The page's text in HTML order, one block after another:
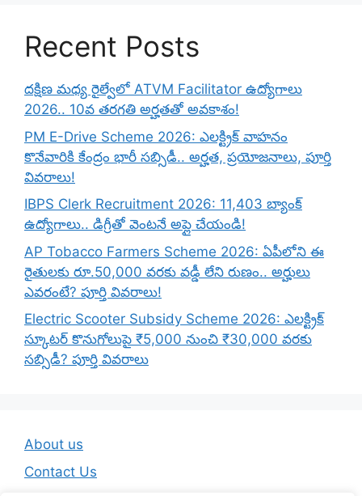
Recent Posts
దక్షిణ మధ్య రైల్వేలో ATVM Facilitator ఉద్యోగాలు
2026.. 10వ తరగతి అర్హతతో అవకాశం!
PM E-Drive Scheme 2026: ఎలక్ట్రిక్ వాహనం
కొనేవారికి కేంద్రం భారీ సబ్సిడీ.. అర్హత, ప్రయోజనాలు, పూర్తి
వివరాలు!
IBPS Clerk Recruitment 2026: 11,403 బ్యాంక్
ఉద్యోగాలు.. డిగ్రీతో వెంటనే అప్లై చేయండి!
AP Tobacco Farmers Scheme 2026: ఏపీలోని ఈ
రైతులకు రూ.50,000 వరకు వడ్డీ లేని రుణం.. అర్హులు
ఎవరంటే? పూర్తి వివరాలు!
Electric Scooter Subsidy Scheme 2026: ఎలక్ట్రిక్
స్కూటర్ కొనుగోలుపై ₹5,000 నుంచి ₹30,000 వరకు
సబ్సిడీ? పూర్తి వివరాలు
About us
Contact Us